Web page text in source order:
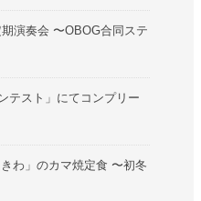
演奏会 〜OBOG合同ステ
テスト」にてコンプリー
」のカマ焼定食 〜初冬